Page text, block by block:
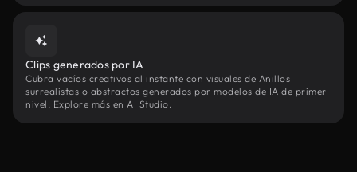
Clips generados por IA
Cubra vacíos creativos al instante con visuales de Anillos
surrealistas o abstractos generados por modelos de IA de primer
nivel. Explore más en AI Studio.